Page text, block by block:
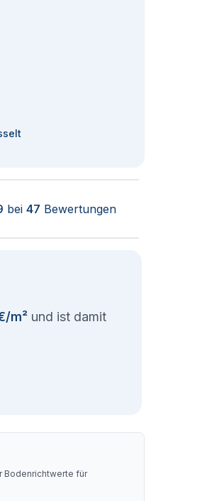
bei 47 Bewertungen
m² und ist damit
Bodenrichtwerte für